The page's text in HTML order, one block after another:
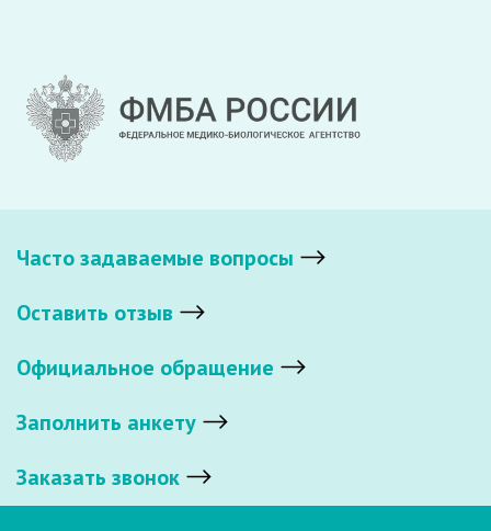
Часто задаваемые вопросы
Оставить отзыв
Официальное обращение
Заполнить анкету
Заказать звонок